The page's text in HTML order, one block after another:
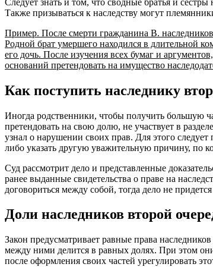
Также призываться к наследству могут
Пример. После смерти гражданина В.
Родной брат умершего находился в длительной
его дочь. После изучения всех бумаг и
оснований претендовать на имущество
Как поступить наследнику
Иногда родственники, чтобы получить большую
претендовать на свою долю, не участвует в
узнал о нарушении своих прав. Для этого
либо указать другую уважительную причину, по
Суд рассмотрит дело и представленные
ранее выданные свидетельства о праве на
договориться между собой, тогда дело не
Доли наследников второй
Закон предусматривает равные права
между ними делится в равных долях. При этом
после оформления своих частей урегулировать